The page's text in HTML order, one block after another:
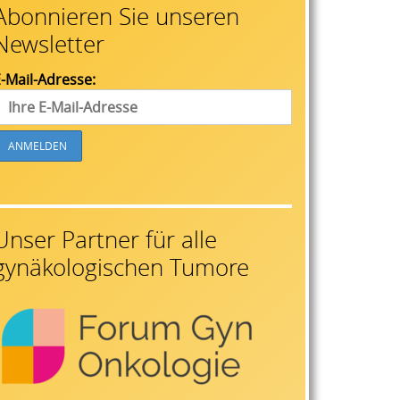
Sie unseren
Mail-Adresse:
Partner für alle
Tumore